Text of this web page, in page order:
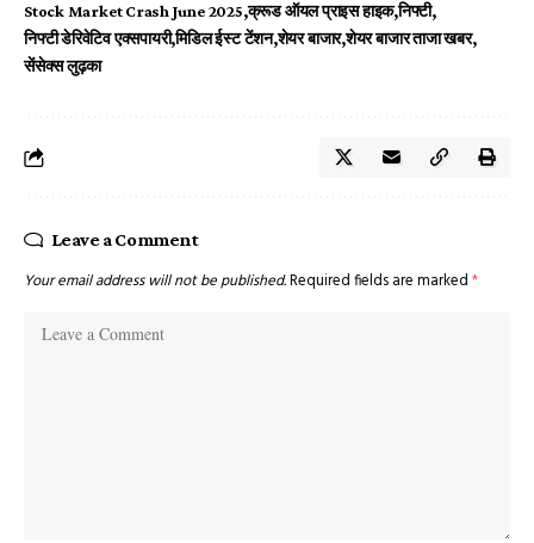
Stock Market Crash June 2025 क्रूड ऑयल प्राइस हाइक निफ्टी
निफ्टी डेरिवेटिव एक्सपायरी मिडिल ईस्ट टेंशन शेयर बाजार शेयर बाजार ताजा खबर
सेंसेक्स लुढ़का
Leave a Comment
Your email address will not be published.Required fields are marked *